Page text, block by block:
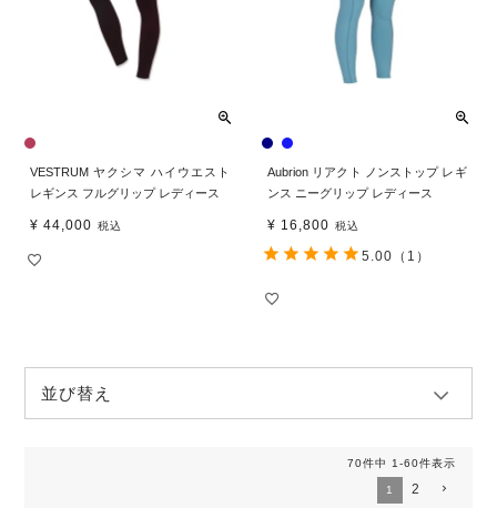
VESTRUM ヤクシマ ハイウエスト
レギンス フルグリップ レディース
¥ 44,000 税込
Aubrion リアクト ノンストップ レギ
ンス ニーグリップ レディース
¥ 16,800 税込
5.00 （1）
並び替え
70件中 1-60件表示
1 2